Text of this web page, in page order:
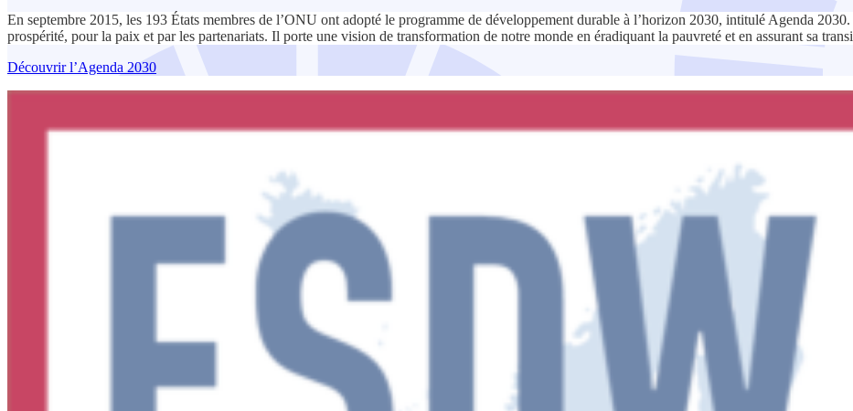
En septembre 2015, les 193 États membres de l’ONU ont adopté le programme de développement durable à l’horizon 2030, intitulé Agenda
prospérité, pour la paix et par les partenariats. Il porte une vision de transformation de notre monde en éradiquant la pauvreté et en assurant sa
Découvrir l’Agenda 2030